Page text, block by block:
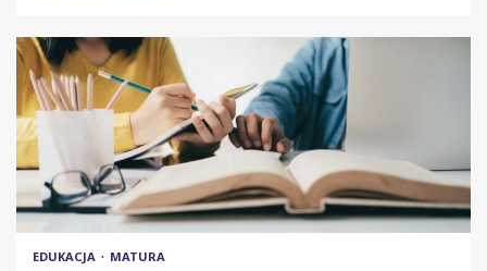
EDUKACJA MATURA